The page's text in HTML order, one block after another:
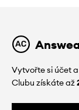
Vytvořte si účet
Clubu získáte až